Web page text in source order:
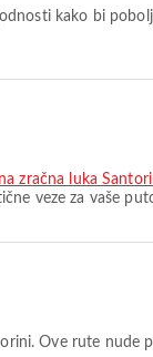
kako bi
zračna luka
veze za vaše
Ove rute nude